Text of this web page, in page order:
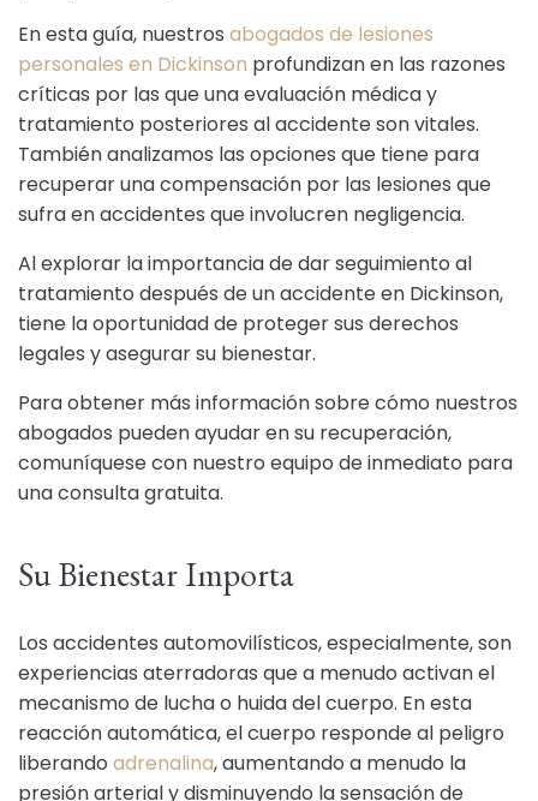
En esta guía, nuestros abogados de lesiones
personales en Dickinson profundizan en las razones
críticas por las que una evaluación médica y
tratamiento posteriores al accidente son vitales.
También analizamos las opciones que tiene para
recuperar una compensación por las lesiones que
sufra en accidentes que involucren negligencia.
Al explorar la importancia de dar seguimiento al
tratamiento después de un accidente en Dickinson,
tiene la oportunidad de proteger sus derechos
legales y asegurar su bienestar.
Para obtener más información sobre cómo nuestros
abogados pueden ayudar en su recuperación,
comuníquese con nuestro equipo de inmediato para
una consulta gratuita.
Su Bienestar Importa
Los accidentes automovilísticos, especialmente, son
experiencias aterradoras que a menudo activan el
mecanismo de lucha o huida del cuerpo. En esta
reacción automática, el cuerpo responde al peligro
liberando adrenalina, aumentando a menudo la
presión arterial y disminuyendo la sensación de